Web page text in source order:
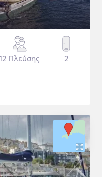
12 Πλεύσης 2